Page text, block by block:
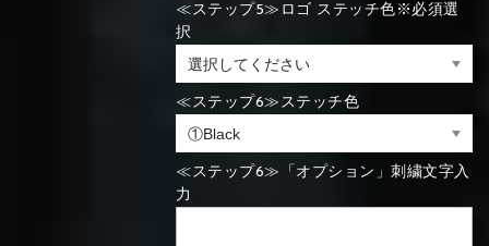
≪ステップ5≫ロゴ ステッチ色※必須選
択
≪ステップ6≫ステッチ色
≪ステップ6≫「オプション」刺繍文字入
力